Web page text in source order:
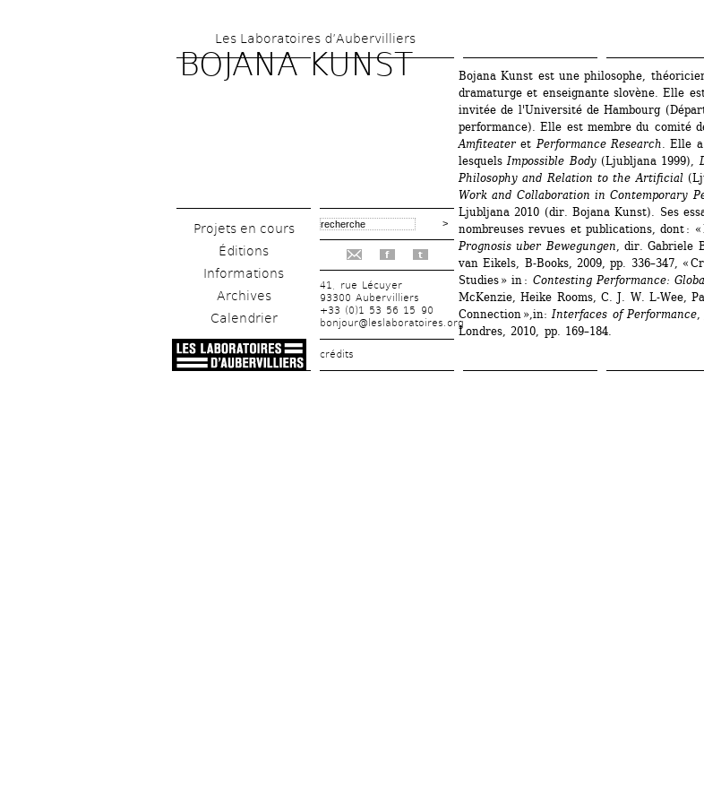
contenu
principal
Les Laboratoires d’Aubervilliers
BOJANA KUNST
Projets en cours
Éditions
Informations
Archives
Calendrier
f t
41, rue Lécuyer
93300 Aubervilliers
+33 (0)1 53 56 15 90
bonjour@leslaboratoires.org
crédits
Bojana Kunst est une philosophe,
dramaturge et enseignante slovène. Elle
invitée de l'Université de Hambourg
performance). Elle est membre du comité
Amfiteater et Performance Research. Elle
lesquels Impossible Body(Ljubljana 1999),
Philosophy and Relation to the Artificial
Work and Collaboration in Contemporary
Ljubljana 2010 (dir. Bojana Kunst). Ses
nombreuses revues et publications, dont : «
Prognosis uber Bewegungen, dir. Gabriele
van Eikels, B-Books, 2009, pp. 336–347, «
Studies » in : Contesting Performance:
McKenzie, Heike Rooms, C. J. W. L-Wee,
Connection »,in: Interfaces of Performance,
Londres, 2010, pp. 169–184.